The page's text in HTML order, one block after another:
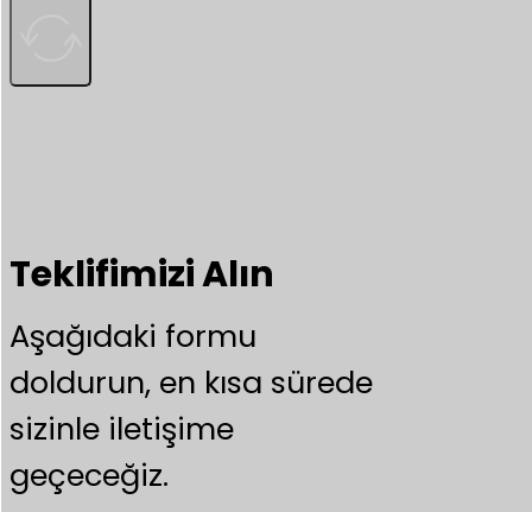
Teklifimizi Alın
Aşağıdaki formu
doldurun, en kısa sürede
sizinle iletişime
geçeceğiz.